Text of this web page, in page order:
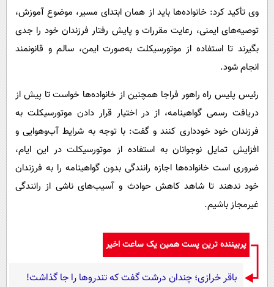
وی تأکید کرد: خانواده‌ها باید از همان ابتدای مسیر، موضوع آموزش،
توصیه‌های ایمنی، رعایت مقررات و پایش رفتار فرزندان خود را جدی
بگیرند تا استفاده از موتورسیکلت به‌صورت ایمن، سالم و قانونمند
انجام شود.
رئیس پلیس راه راهور فراجا همچنین از خانواده‌ها خواست تا پیش از
دریافت رسمی گواهینامه، از در اختیار قرار دادن موتورسیکلت به
فرزندان خود خودداری کنند و گفت: با توجه به شرایط آب‌وهوایی و
افزایش تمایل نوجوانان به استفاده از موتورسیکلت در این ایام،
ضروری است خانواده‌ها اجازه رانندگی بدون گواهینامه را به فرزندان
خود ندهند تا شاهد کاهش حوادث و آسیب‌های ناشی از رانندگی
غیرمجاز باشیم.
پربیننده ترین پست همین یک ساعت اخیر
باقر خرازی؛ چندان درشت گفت که تندروها را جا گذاشت!